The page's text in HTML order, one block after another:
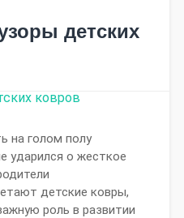
детских
на голом полу
ударился о жесткое
детские ковры,
роль в развитии